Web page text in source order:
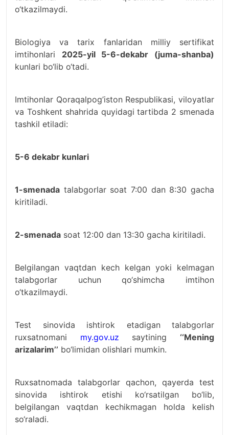
o‘tkazilmaydi.
Biologiya va tarix fanlaridan milliy sertifikat
imtihonlari 2025-yil 5-6-dekabr (juma-shanba)
kunlari bo‘lib o‘tadi.
Imtihonlar Qoraqalpog’iston Respublikasi, viloyatlar
va Toshkent shahrida quyidagi tartibda 2 smenada
tashkil etiladi:
5-6 dekabr kunlari
1-smenada talabgorlar soat 7:00 dan 8:30 gacha
kiritiladi.
2-smenada soat 12:00 dan 13:30 gacha kiritiladi.
Belgilangan vaqtdan kech kelgan yoki kelmagan
talabgorlar uchun qo‘shimcha imtihon
o‘tkazilmaydi.
Test sinovida ishtirok etadigan talabgorlar
ruxsatnomani my.gov.uz saytining ‘‘Mening
arizalarim’’ bo‘limidan olishlari mumkin.
Ruxsatnomada talabgorlar qachon, qayerda test
sinovida ishtirok etishi ko‘rsatilgan bo‘lib,
belgilangan vaqtdan kechikmagan holda kelish
so‘raladi.